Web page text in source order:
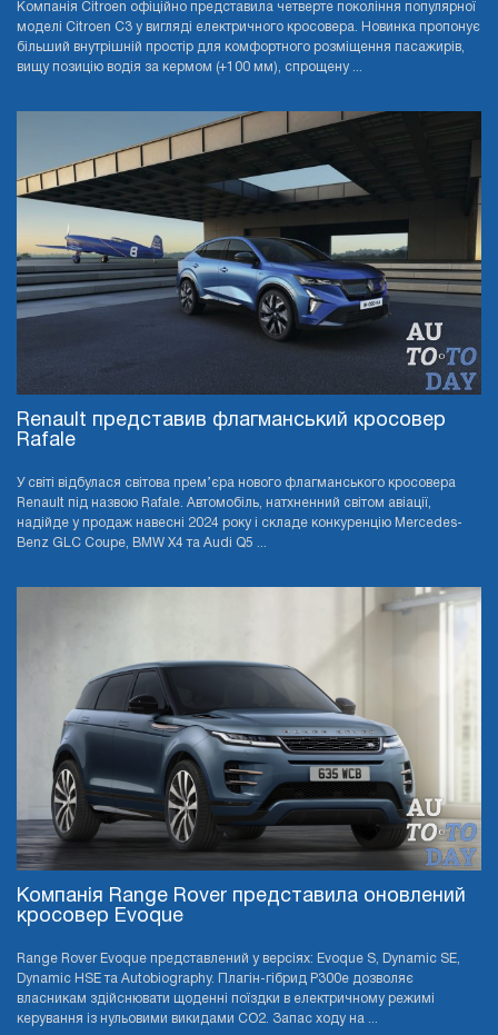
Компанія Citroen офіційно представила четверте покоління популярної
моделі Citroen C3 у вигляді електричного кросовера. Новинка пропонує
більший внутрішній простір для комфортного розміщення пасажирів,
вищу позицію водія за кермом (+100 мм), спрощену ...
Renault представив флагманський кросовер
Rafale
У світі відбулася світова прем’єра нового флагманського кросовера
Renault під назвою Rafale. Автомобіль, натхненний світом авіації,
надійде у продаж навесні 2024 року і складе конкуренцію Mercedes-
Benz GLC Coupe, BMW X4 та Audi Q5 ...
Компанія Range Rover представила оновлений
кросовер Evoque
Range Rover Evoque представлений у версіях: Evoque S, Dynamic SE,
Dynamic HSE та Autobiography. Плагін-гібрид P300e дозволяє
власникам здійснювати щоденні поїздки в електричному режимі
керування із нульовими викидами CO2. Запас ходу на ...